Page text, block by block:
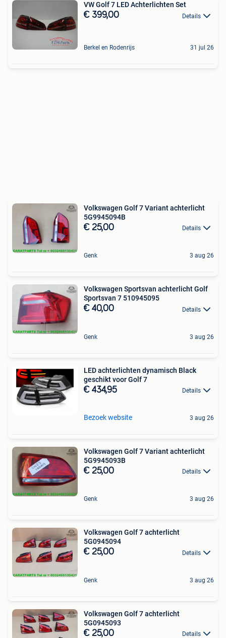
VW Golf 7 LED Achterlichten Set
€ 399,00 Details
Berkel en Rodenrijs 31 jul 26
Volkswagen Golf 7 Variant achterlicht
5G9945094B
€ 25,00 Details
Genk 3 aug 26
Volkswagen Sportsvan achterlicht Golf
Sportsvan 7 510945095
€ 40,00 Details
Genk 3 aug 26
LED achterlichten dynamisch Black
geschikt voor Golf 7
€ 434,95 Details
Bezoek website 3 aug 26
Volkswagen Golf 7 Variant achterlicht
5G9945093B
€ 25,00 Details
Genk 3 aug 26
Volkswagen Golf 7 achterlicht
5G0945094
€ 25,00 Details
Genk 3 aug 26
Volkswagen Golf 7 achterlicht
5G0945093
€ 25,00 Details